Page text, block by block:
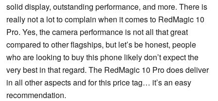
solid display, outstanding performance, and more. There is
really not a lot to complain when it comes to RedMagic 10
Pro. Yes, the camera performance is not all that great
compared to other flagships, but let’s be honest, people
who are looking to buy this phone likely don’t expect the
very best in that regard. The RedMagic 10 Pro does deliver
in all other aspects and for this price tag… it’s an easy
recommendation.